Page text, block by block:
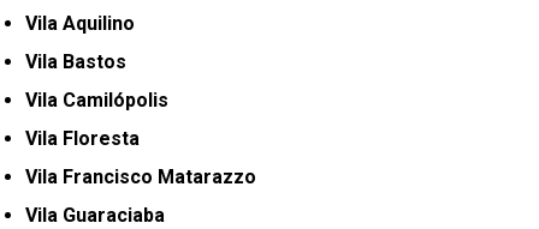
Vila Aquilino
Vila Bastos
Vila Camilópolis
Vila Floresta
Vila Francisco Matarazzo
Vila Guaraciaba